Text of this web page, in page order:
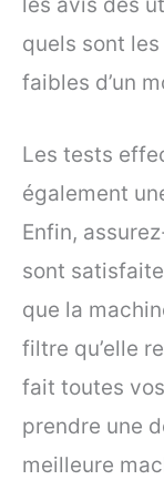
quels sont
faibles d’un
Les tests
également
Enfin,
sont
que la
filtre qu’elle
fait toutes
prendre une
meilleure